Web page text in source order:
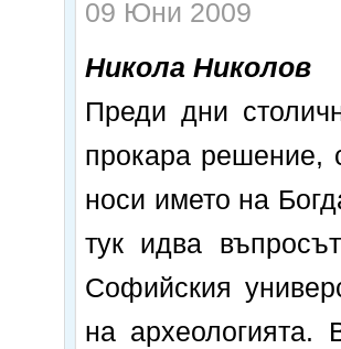
09 Юни 2009
Никола Николов
Преди дни
прокара решение,
носи името на
тук идва
Софийския
на археологията.